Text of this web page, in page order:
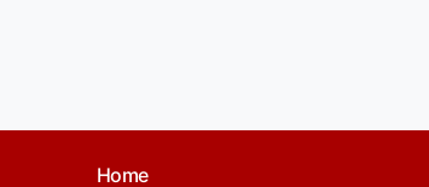
Home